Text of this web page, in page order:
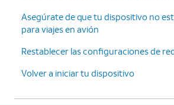
Asegúrate de que tu dispositivo no
para viajes en avión
Restablecer las configuraciones de
Volver a iniciar tu dispositivo